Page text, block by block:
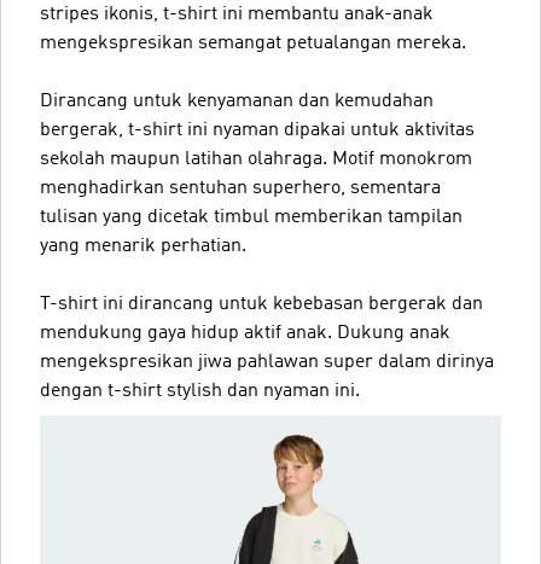
stripes ikonis, t-shirt ini membantu anak-anak
mengekspresikan semangat petualangan mereka.
Dirancang untuk kenyamanan dan kemudahan
bergerak, t-shirt ini nyaman dipakai untuk aktivitas
sekolah maupun latihan olahraga. Motif monokrom
menghadirkan sentuhan superhero, sementara
tulisan yang dicetak timbul memberikan tampilan
yang menarik perhatian.
T-shirt ini dirancang untuk kebebasan bergerak dan
mendukung gaya hidup aktif anak. Dukung anak
mengekspresikan jiwa pahlawan super dalam dirinya
dengan t-shirt stylish dan nyaman ini.